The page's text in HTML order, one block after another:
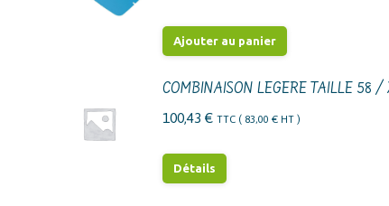
initial
56,64 €.
actuel
45,31 €.
Ajouter au panier
COMBINAISON LEGERE TAILLE 58 /
100,43 € TTC ( 83,00 €HT )
Détails